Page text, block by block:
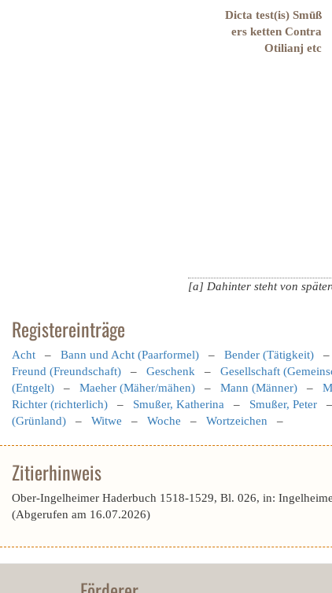
Dicta test(is) Smūß
ers ketten Contra
Otilianj etc
[a] Dahinter steht von
Registereinträge
Acht – Bann und Acht (Paarformel) – Bender (Tätigkeit) –
Freund (Freundschaft) – Geschenk – Gesellschaft
(Entgelt) – Maeher (Mäher/mähen) – Mann (Männer) –
Richter (richterlich) – Smußer, Katherina – Smußer, Peter
(Grünland) – Witwe – Woche – Wortzeichen –
Zitierhinweis
Ober-Ingelheimer Haderbuch 1518-1529, Bl. 026, in:
(Abgerufen am 16.07.2026)